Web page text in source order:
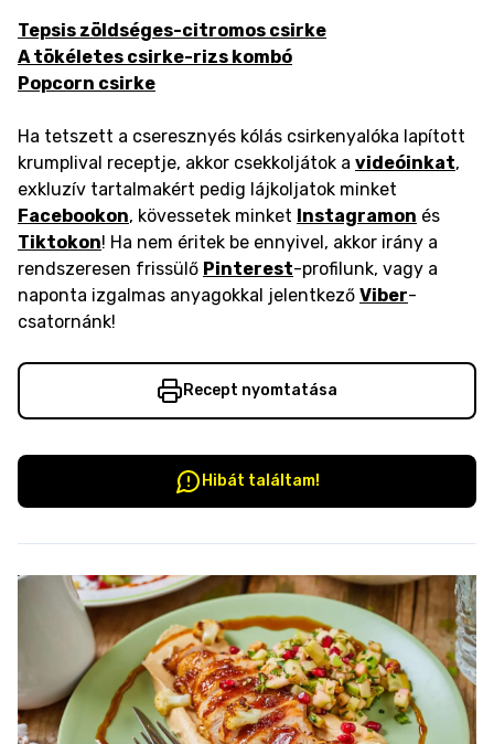
Tepsis zöldséges-citromos csirke
A tökéletes csirke-rizs kombó
Popcorn csirke
Ha tetszett a cseresznyés kólás csirkenyalóka lapított
krumplival receptje, akkor csekkoljátok a videóinkat,
exkluzív tartalmakért pedig lájkoljatok minket
Facebookon, kövessetek minket Instagramon és
Tiktokon! Ha nem éritek be ennyivel, akkor irány a
rendszeresen frissülő Pinterest-profilunk, vagy a
naponta izgalmas anyagokkal jelentkező Viber-
csatornánk!
Recept nyomtatása
Hibát találtam!